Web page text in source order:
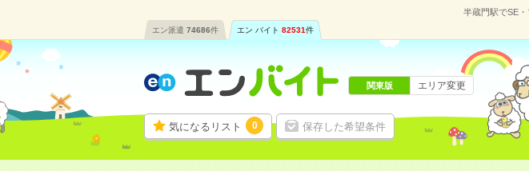
半蔵門駅でSE
エン派遣 74686件 エン バイト 82531件
気になるリスト 0 保存した希望条件
関東版 エリア変更